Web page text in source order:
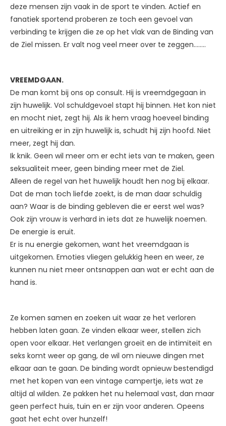
deze mensen zijn vaak in de sport te vinden. Actief en
fanatiek sportend proberen ze toch een gevoel van
verbinding te krijgen die ze op het vlak van de Binding van
de Ziel missen. Er valt nog veel meer over te zeggen……..
VREEMDGAAN.
De man komt bij ons op consult. Hij is vreemdgegaan in
zijn huwelijk. Vol schuldgevoel stapt hij binnen. Het kon niet
en mocht niet, zegt hij. Als ik hem vraag hoeveel binding
en uitreiking er in zijn huwelijk is, schudt hij zijn hoofd. Niet
meer, zegt hij dan.
Ik knik. Geen wil meer om er echt iets van te maken, geen
seksualiteit meer, geen binding meer met de Ziel.
Alleen de regel van het huwelijk houdt hen nog bij elkaar.
Dat de man toch liefde zoekt, is de man daar schuldig
aan? Waar is de binding gebleven die er eerst wel was?
Ook zijn vrouw is verhard in iets dat ze huwelijk noemen.
De energie is eruit.
Er is nu energie gekomen, want het vreemdgaan is
uitgekomen. Emoties vliegen gelukkig heen en weer, ze
kunnen nu niet meer ontsnappen aan wat er echt aan de
hand is.
Ze komen samen en zoeken uit waar ze het verloren
hebben laten gaan. Ze vinden elkaar weer, stellen zich
open voor elkaar. Het verlangen groeit en de intimiteit en
seks komt weer op gang, de wil om nieuwe dingen met
elkaar aan te gaan. De binding wordt opnieuw bestendigd
met het kopen van een vintage campertje, iets wat ze
altijd al wilden. Ze pakken het nu helemaal vast, dan maar
geen perfect huis, tuin en er zijn voor anderen. Opeens
gaat het echt over hunzelf!